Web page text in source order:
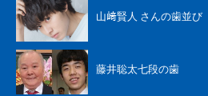
山﨑賢人 さんの歯並び
藤井聡太七段の歯